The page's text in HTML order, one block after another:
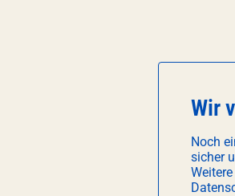
Wir
Noch
sicher